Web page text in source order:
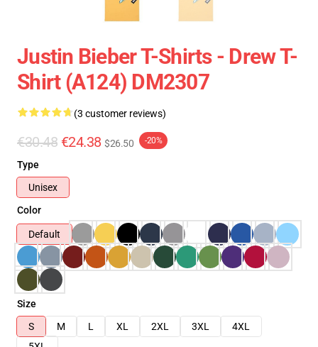
Justin Bieber T-Shirts - Drew T-
Shirt (A124) DM2307
(3 customer reviews)
€30.48 €24.38 $26.50 -20%
Type
Unisex
Color
Default
Size
S
M L XL 2XL 3XL
4XL